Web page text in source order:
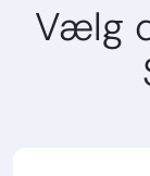
Vælg